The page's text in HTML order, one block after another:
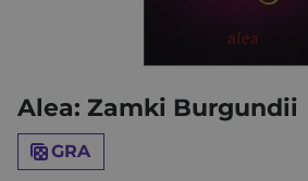
Alea: Zamki Burgundii
GRA